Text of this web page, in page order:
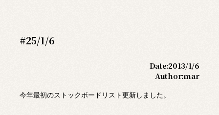
#25/1/6
Date:2013/1/6
Author:mar
今年最初のストックボードリスト更新しました。